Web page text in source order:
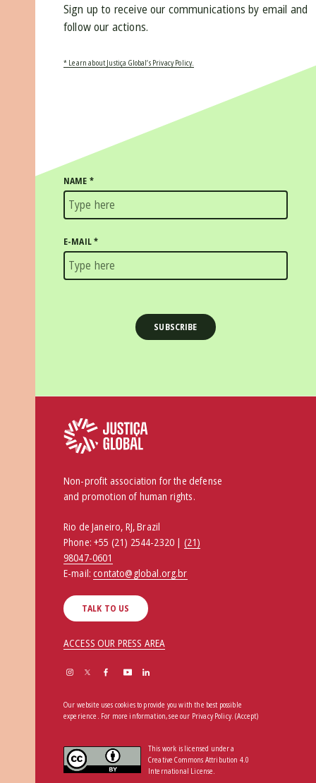
Sign up to receive our communications by email and
follow our actions.
* Learn about Justiça Global’s Privacy Policy.
NAME *
E-MAIL*
Non-profit association for the defense
and promotion of human rights.
Rio de Janeiro, RJ, Brazil
Phone:+55 (21) 2544-2320 | (21)
98047-0601
E-mail:contato@global.org.br
TALK TO US
ACCESS OUR PRESS AREA
Our website uses cookies to provide you with the best possible
experience. For more information, see our Privacy Policy.(Accept)
This work is licensed under a
Creative Commons Attribution 4.0
International License.